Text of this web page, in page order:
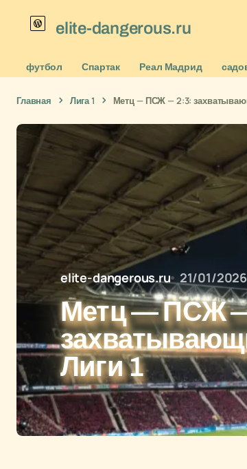
elite-dangerous.ru
футбол Спартак Реал Мадрид
Главная Лига 1 Метц — ПСЖ — 2:3:
elite-dangerous.ru 21/01/2026
Метц — ПСЖ
Лиги 1